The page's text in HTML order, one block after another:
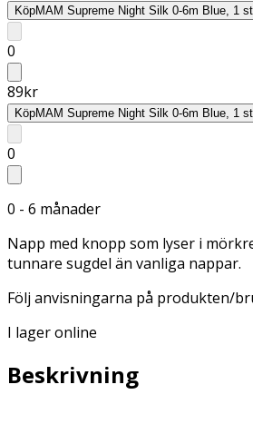
KöpMAM Supreme Night Silk 0-6m Blue, 1 st
0
89kr
KöpMAM Supreme Night Silk 0-6m Blue, 1 st
0
0 - 6 månader
Napp med knopp som lyser i
tunnare sugdel än vanliga nappar.
Följ anvisningarna på produkten/
I lager online
Beskrivning